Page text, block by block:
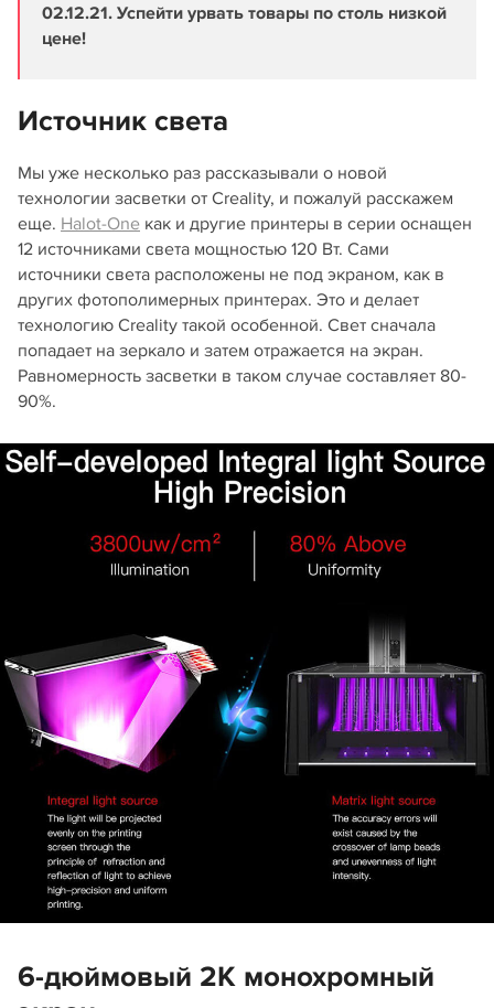
02.12.21. Успейти урвать товары по столь низкой
цене!
Источник света
Мы уже несколько раз рассказывали о новой
технологии засветки от Creality, и пожалуй расскажем
еще. Halot-One как и другие принтеры в серии оснащен
12 источниками света мощностью 120 Вт. Сами
источники света расположены не под экраном, как в
других фотополимерных принтерах. Это и делает
технологию Creality такой особенной. Свет сначала
попадает на зеркало и затем отражается на экран.
Равномерность засветки в таком случае составляет 80-
90%.
6-дюймовый 2К монохромный